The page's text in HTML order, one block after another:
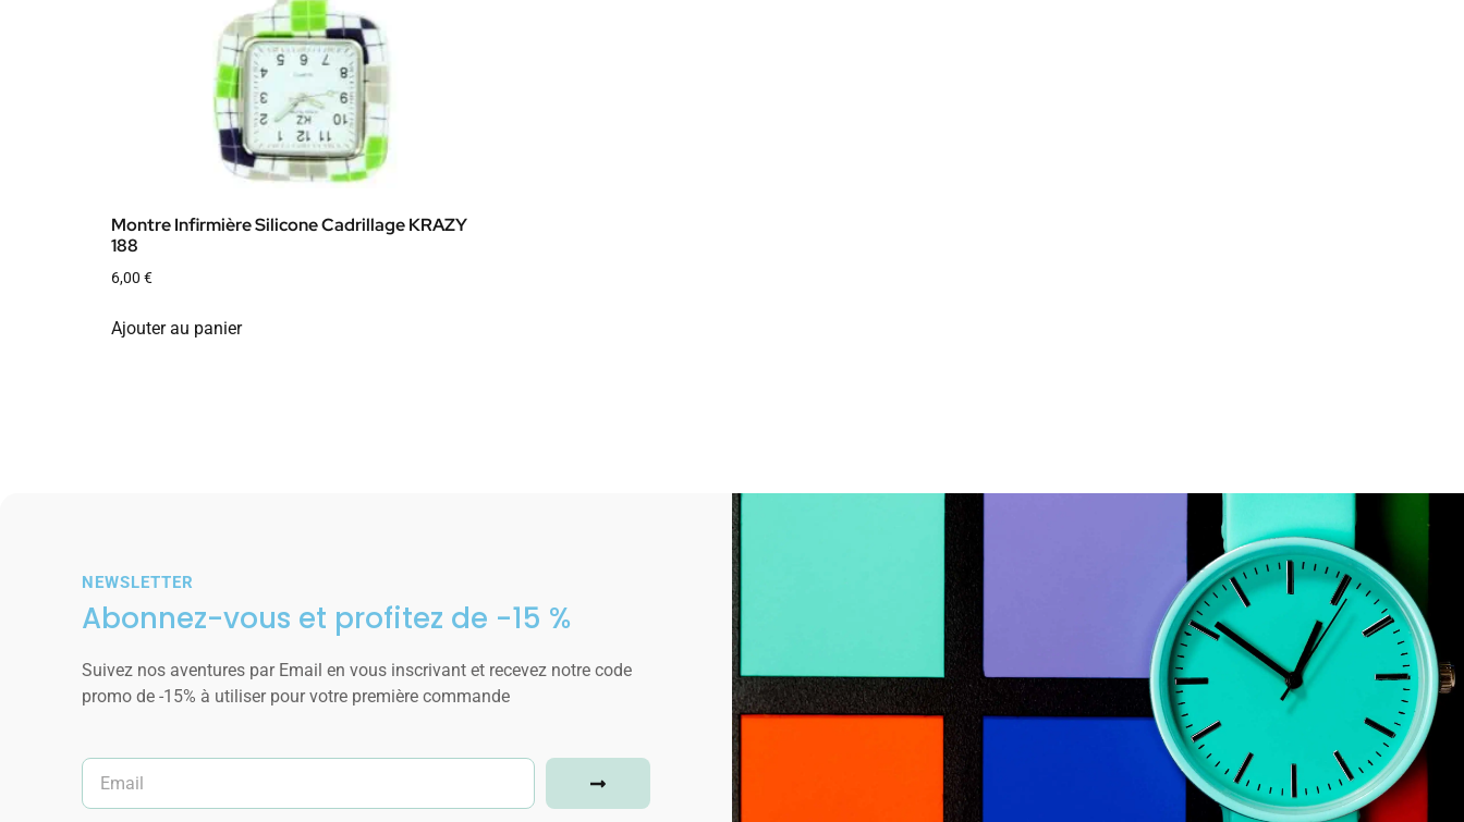
Montre Infirmière Silicone Cadrillage KRAZY
188
6,00 €
Ajouter au panier
NEWSLETTER
Abonnez-vous et profitez de -15 %
Suivez nos aventures par Email en vous inscrivant et recevez notre code
promo de -15% à utiliser pour votre première commande